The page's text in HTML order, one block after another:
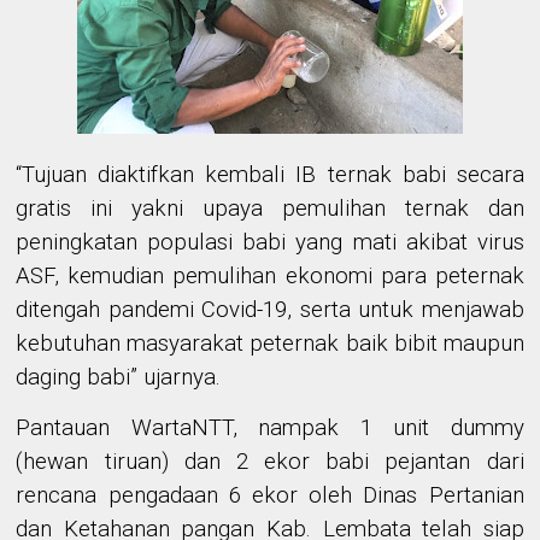
“Tujuan diaktifkan kembali IB ternak babi secara
gratis ini yakni upaya pemulihan ternak dan
peningkatan populasi babi yang mati akibat virus
ASF, kemudian pemulihan ekonomi para peternak
ditengah pandemi Covid-19, serta untuk menjawab
kebutuhan masyarakat peternak baik bibit maupun
daging babi” ujarnya.
Pantauan WartaNTT, nampak 1 unit dummy
(hewan tiruan) dan 2 ekor babi pejantan dari
rencana pengadaan 6 ekor oleh Dinas Pertanian
dan Ketahanan pangan Kab. Lembata telah siap